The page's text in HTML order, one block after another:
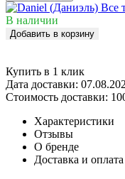
Все
В наличии
Добавить в корзину
Купить в 1 клик
Дата доставки:
Стоимость доставки:
Характеристики
Отзывы
О бренде
Доставка и оплата